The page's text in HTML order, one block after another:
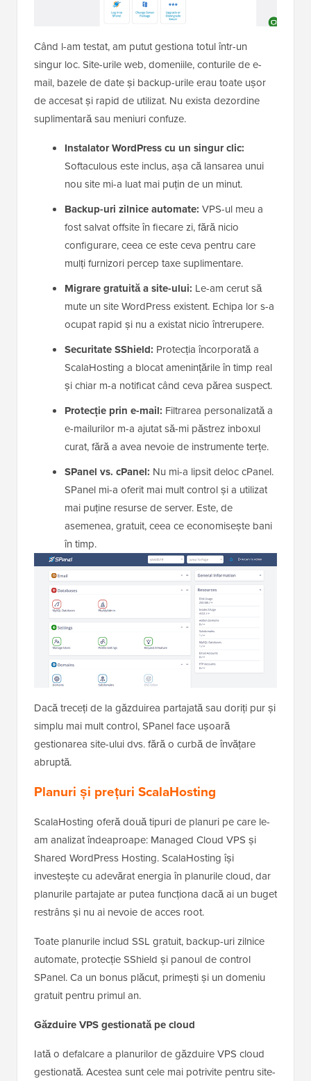
Când l-am testat, am putut gestiona totul într-un
singur loc. Site-urile web, domeniile, conturile de e-
mail, bazele de date și backup-urile erau toate ușor
de accesat și rapid de utilizat. Nu exista dezordine
suplimentară sau meniuri confuze.
Instalator WordPress cu un singur clic:
Softaculous este inclus, așa că lansarea unui
nou site mi-a luat mai puțin de un minut.
Backup-uri zilnice automate: VPS-ul meu a
fost salvat offsite în fiecare zi, fără nicio
configurare, ceea ce este ceva pentru care
mulți furnizori percep taxe suplimentare.
Migrare gratuită a site-ului: Le-am cerut să
mute un site WordPress existent. Echipa lor s-a
ocupat rapid și nu a existat nicio întrerupere.
Securitate SShield: Protecția încorporată a
ScalaHosting a blocat amenințările în timp real
și chiar m-a notificat când ceva părea suspect.
Protecție prin e-mail: Filtrarea personalizată a
e-mailurilor m-a ajutat să-mi păstrez inboxul
curat, fără a avea nevoie de instrumente terțe.
SPanel vs. cPanel: Nu mi-a lipsit deloc cPanel.
SPanel mi-a oferit mai mult control și a utilizat
mai puține resurse de server. Este, de
asemenea, gratuit, ceea ce economisește bani
în timp.
Dacă treceți de la găzduirea partajată sau doriți pur și
simplu mai mult control, SPanel face ușoară
gestionarea site-ului dvs. fără o curbă de învățare
abruptă.
Planuri și prețuri ScalaHosting
ScalaHosting oferă două tipuri de planuri pe care le-
am analizat îndeaproape: Managed Cloud VPS și
Shared WordPress Hosting. ScalaHosting își
investește cu adevărat energia în planurile cloud, dar
planurile partajate ar putea funcționa dacă ai un buget
restrâns și nu ai nevoie de acces root.
Toate planurile includ SSL gratuit, backup-uri zilnice
automate, protecție SShield și panoul de control
SPanel. Ca un bonus plăcut, primești și un domeniu
gratuit pentru primul an.
Găzduire VPS gestionată pe cloud
Iată o defalcare a planurilor de găzduire VPS cloud
gestionată. Acestea sunt cele mai potrivite pentru site-